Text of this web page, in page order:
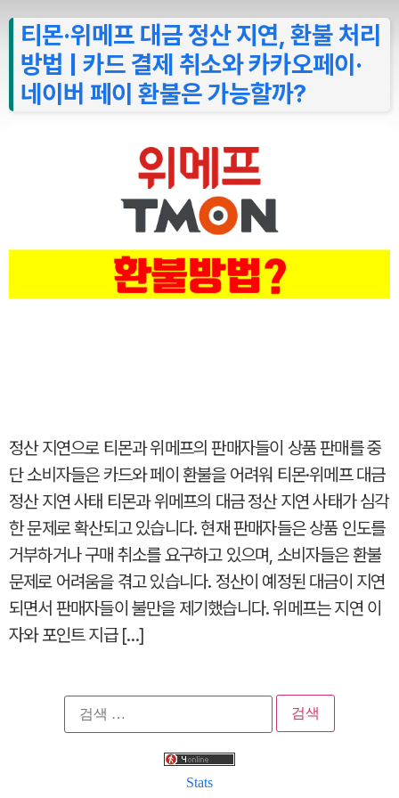
티몬·위메프 대금 정산 지연, 환불 처리
방법 | 카드 결제 취소와 카카오페이·
네이버 페이 환불은 가능할까?
정산 지연으로 티몬과 위메프의 판매자들이 상품 판매를 중
단 소비자들은 카드와 페이 환불을 어려워 티몬·위메프 대금
정산 지연 사태 티몬과 위메프의 대금 정산 지연 사태가 심각
한 문제로 확산되고 있습니다. 현재 판매자들은 상품 인도를
거부하거나 구매 취소를 요구하고 있으며, 소비자들은 환불
문제로 어려움을 겪고 있습니다. 정산이 예정된 대금이 지연
되면서 판매자들이 불만을 제기했습니다. 위메프는 지연 이
자와 포인트 지급 […]
검
색:
Stats